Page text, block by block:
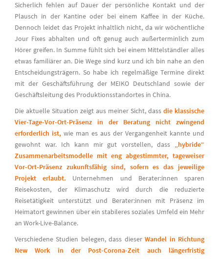
Sicherlich fehlen auf Dauer der persönliche Kontakt und der
Plausch in der Kantine oder bei einem Kaffee in der Küche.
Dennoch leidet das Projekt inhaltlich nicht, da wir wöchentliche
Jour Fixes abhalten und oft genug auch außerterminlich zum
Hörer greifen. In Summe fühlt sich bei einem Mittelständler alles
etwas familiärer an. Die Wege sind kurz und ich bin nahe an den
Entscheidungsträgern. So habe ich regelmäßige Termine direkt
mit der Geschäftsführung der MEIKO Deutschland sowie der
Geschäftsleitung des Produktionsstandortes in China.
Die aktuelle Situation zeigt aus meiner Sicht, dass die klassische
Vier-Tage-Vor-Ort-Präsenz in der Beratung nicht zwingend
erforderlich ist, wie man es aus der Vergangenheit kannte und
gewohnt war. Ich kann mir gut vorstellen, dass „hybride“
Zusammenarbeitsmodelle mit eng abgestimmter, tageweiser
Vor-Ort-Präsenz zukunftsfähig sind, sofern es das jeweilige
Projekt erlaubt. Unternehmen und Berater:innen sparen
Reisekosten, der Klimaschutz wird durch die reduzierte
Reisetätigkeit unterstützt und Berater:innen mit Präsenz im
Heimatort gewinnen über ein stabileres soziales Umfeld ein Mehr
an Work-Live-Balance.
Verschiedene Studien belegen, dass dieserWandel in Richtung
New Work in der Post-Corona-Zeit auch längerfristig